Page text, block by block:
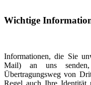
Wichtige
Informationen, die Sie
Mail) an uns
Übertragungsweg von